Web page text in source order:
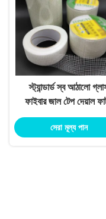
স্ট্যান্ডার্ড স্ব আঠালো
ফাইবার জাল টেপ দেয়াল
জন্য সাদা রঙ
সেরা মূল্য পান